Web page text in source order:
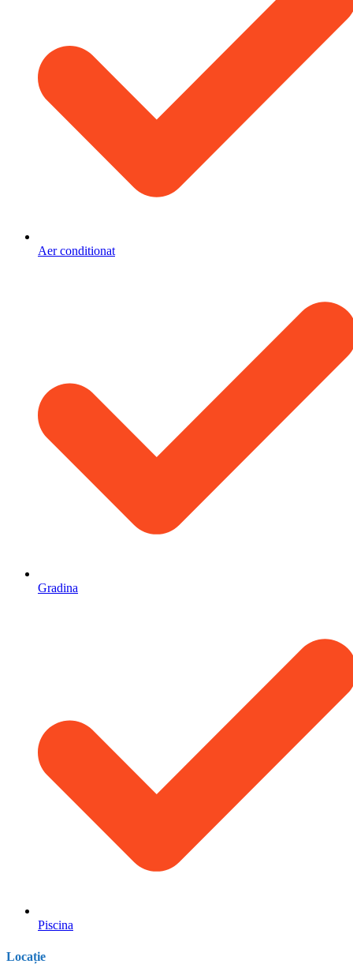
Aer conditionat
Gradina
Piscina
Locație